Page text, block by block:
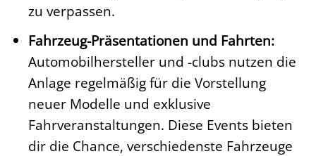
zu verpassen.
Fahrzeug-Präsentationen und Fahrten:
Automobilhersteller und -clubs nutzen die
Anlage regelmäßig für die Vorstellung
neuer Modelle und exklusive
Fahrveranstaltungen. Diese Events bieten
dir die Chance, verschiedenste Fahrzeuge